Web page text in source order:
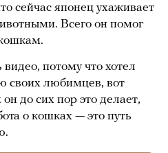
сейчас японец ухаживает
Всего он помог
потому что хотел
своих любимцев, вот
до сих пор это делает,
о кошках — это путь